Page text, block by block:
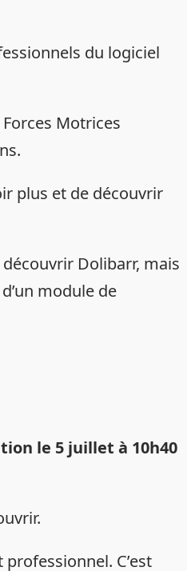
du logiciel
Motrices
plus et de découvrir
Dolibarr, mais
module de
le 5 juillet à 10h40
C’est